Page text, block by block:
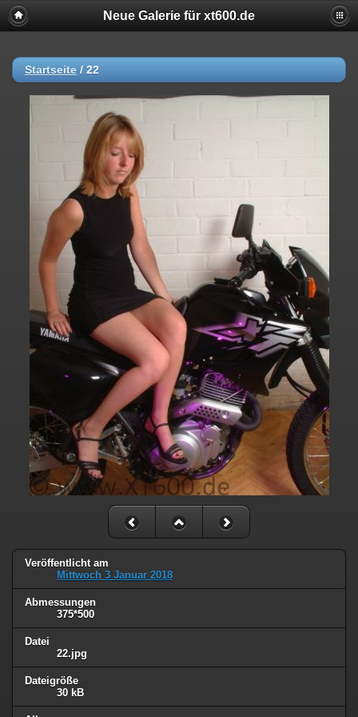
Neue Galerie für xt600.de
Startseite / 22
Veröffentlicht am
Mittwoch 3 Januar 2018
Abmessungen
375*500
Datei
22.jpg
Dateigröße
30 kB